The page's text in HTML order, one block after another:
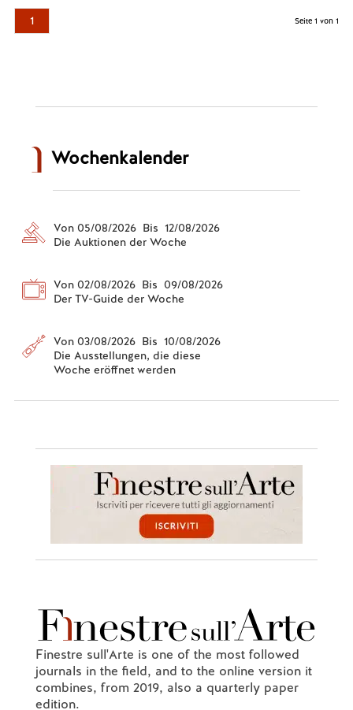
1 Seite 1 von 1
Wochenkalender
Von 05/08/2026 Bis 12/08/2026
Die Auktionen der Woche
Von 02/08/2026 Bis 09/08/2026
Der TV-Guide der Woche
Von 03/08/2026 Bis 10/08/2026
Die Ausstellungen, die diese
Woche eröffnet werden
Finestre sull'Arte is one of the most followed
journals in the field, and to the online version it
combines, from 2019, also a quarterly paper
edition.